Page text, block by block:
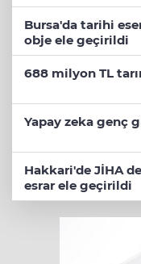
Bursa'da tarihi
obje ele geçirildi
688 milyon TL
Yapay zeka genç
Hakkari'de JİHA
esrar ele geçirildi